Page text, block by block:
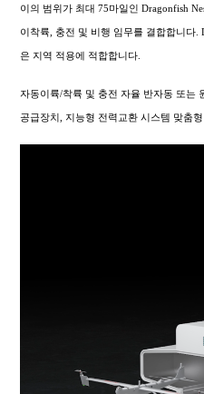
이의 범위가 최대 75마일인 Dragonfish
이착륙, 충전 및 비행 임무를 결합합니다.
은 지역 적용에 적합합니다.
자동이륙/착륙 및 충전 자율 반자동 또는
공급장치, 지능형 전력교환 시스템 맞춤